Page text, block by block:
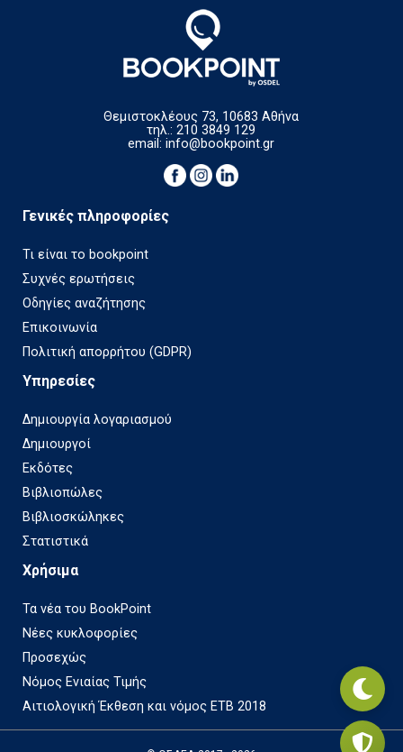
Θεμιστοκλέους 73, 10683 Αθήνα
τηλ.: 210 3849 129
email:info@bookpoint.gr
Γενικές πληροφορίες
Τι είναι το bookpoint
Συχνές ερωτήσεις
Οδηγίες αναζήτησης
Επικοινωνία
Πολιτική απορρήτου (GDPR)
Υπηρεσίες
Δημιουργία λογαριασμού
Δημιουργοί
Εκδότες
Βιβλιοπώλες
Βιβλιοσκώληκες
Στατιστικά
Χρήσιμα
Τα νέα του BookPoint
Νέες κυκλοφορίες
Προσεχώς
Νόμος Ενιαίας Τιμής
Αιτιολογική Έκθεση και νόμος ΕΤΒ 2018